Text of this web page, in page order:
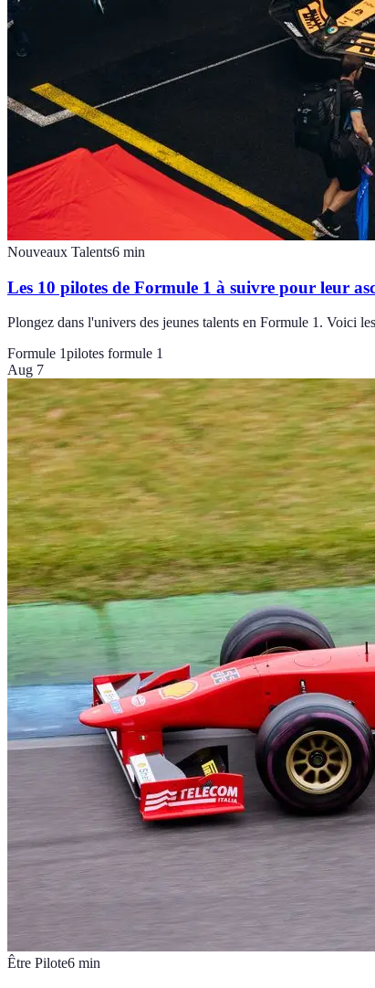
Nouveaux Talents6 min
Les 10 pilotes de Formule 1 à suivre pour leur
Plongez dans l'univers des jeunes talents en Formule 1. Voici
Formule 1pilotes formule 1
Aug 7
Être Pilote6 min